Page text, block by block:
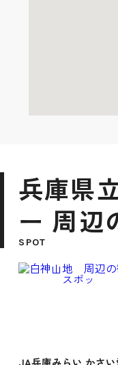
兵庫県
ー 周辺
SPOT
JA兵庫みらい かさ